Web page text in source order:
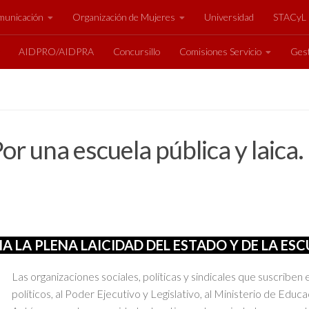
Organización de Mujeres Universidad STACyL
AIDPRO/AIDPRA Concursillo Comisiones Servicio
una escuela pública y
LA PLENA LAICIDAD DEL ESTADO Y DE LA
Las organizaciones sociales, políticas y sindicales que
políticos, al Poder Ejecutivo y Legislativo, al Ministerio de